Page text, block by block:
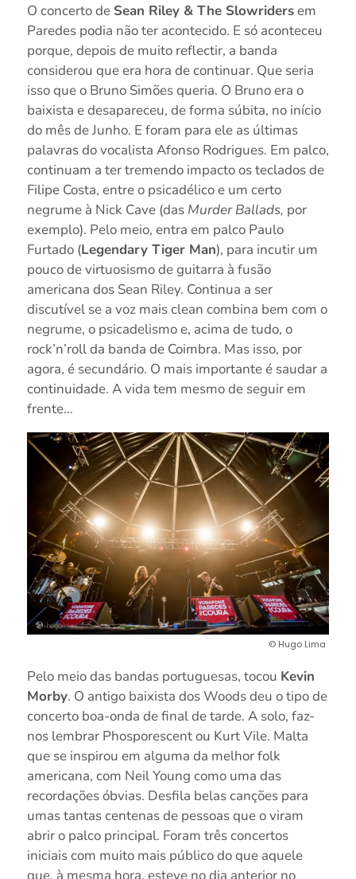
O concerto de Sean Riley & The Slowridersem
Paredes podia não ter acontecido. E só aconteceu
porque, depois de muito reflectir, a banda
considerou que era hora de continuar. Que seria
isso que o Bruno Simões queria. O Bruno era o
baixista e desapareceu, de forma súbita, no início
do mês de Junho. E foram para ele as últimas
palavras do vocalista Afonso Rodrigues. Em palco,
continuam a ter tremendo impacto os teclados de
Filipe Costa, entre o psicadélico e um certo
negrume à Nick Cave (das Murder Ballads, por
exemplo). Pelo meio, entra em palco Paulo
Furtado (Legendary Tiger Man), para incutir um
pouco de virtuosismo de guitarra à fusão
americana dos Sean Riley. Continua a ser
discutível se a voz mais clean combina bem com o
negrume, o psicadelismo e, acima de tudo, o
rock’n’roll da banda de Coimbra. Mas isso, por
agora, é secundário. O mais importante é saudar a
continuidade. A vida tem mesmo de seguir em
frente…
© Hugo Lima
Pelo meio das bandas portuguesas, tocou Kevin
Morby. O antigo baixista dos Woods deu o tipo de
concerto boa-onda de final de tarde. A solo, faz-
nos lembrar Phosporescent ou Kurt Vile. Malta
que se inspirou em alguma da melhor folk
americana, com Neil Young como uma das
recordações óbvias. Desfila belas canções para
umas tantas centenas de pessoas que o viram
abrir o palco principal. Foram três concertos
iniciais com muito mais público do que aquele